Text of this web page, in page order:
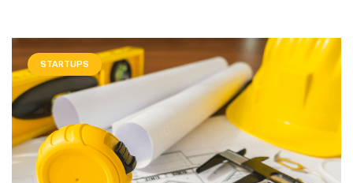
STARTUPS